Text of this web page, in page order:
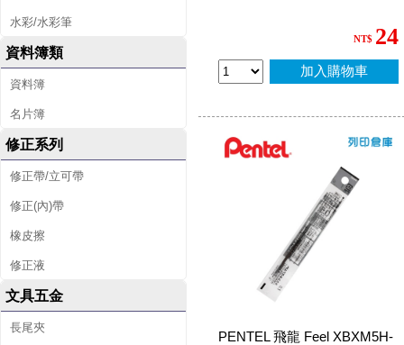
水彩/水彩筆
資料簿類
資料簿
名片簿
修正系列
修正帶/立可帶
修正(內)帶
橡皮擦
修正液
文具五金
長尾夾
NT$ 24
加入購物車
PENTEL 飛龍 Feel XBXM5H-